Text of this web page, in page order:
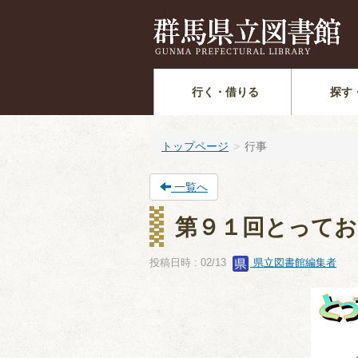
行く・借りる 探す
トップページ 行事
一覧へ
第９１回とって
投稿日時 : 02/13 県立図書館編集者